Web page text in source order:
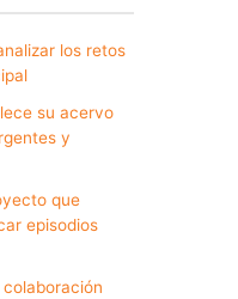
los retos
su acervo
y
que
episodios